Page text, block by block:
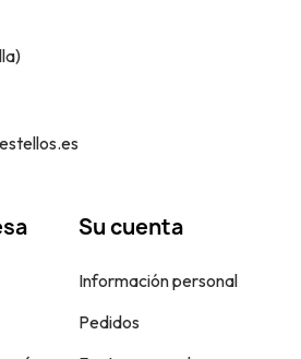
Su cuenta
Información personal
Pedidos